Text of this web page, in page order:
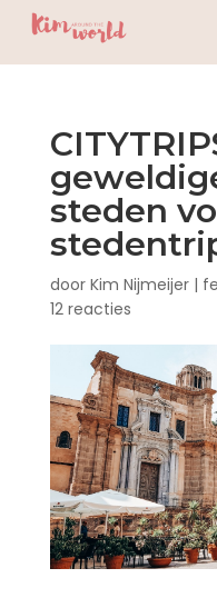
steden
door Kim Nijmeijer|
12 reacties